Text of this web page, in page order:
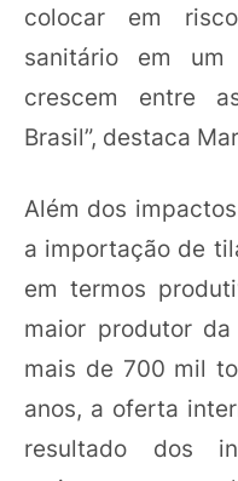
colocar em
sanitário em
crescem entre
Brasil”, destaca
Além dos
a importação de
em termos
maior produtor
mais de 700 mil
anos, a oferta
resultado dos